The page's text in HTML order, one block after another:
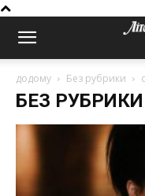
додому Без рубрики
БЕЗ РУБРИКИ